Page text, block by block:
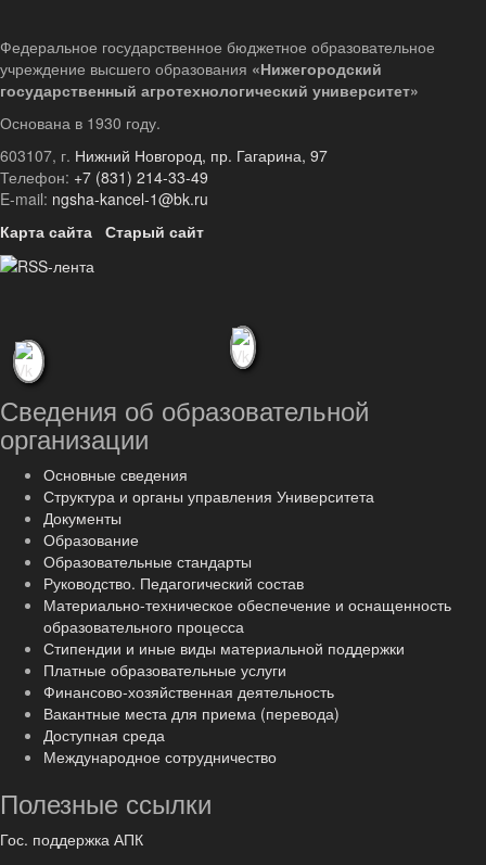
Федеральное государственное бюджетное образовательное
учреждение высшего образования «Нижегородский
государственный агротехнологический университет»
Основана в 1930 году.
603107, г. Нижний Новгород, пр. Гагарина, 97
Телефон: +7 (831) 214-33-49
E-mail: ngsha-kancel-1@bk.ru
Карта сайта Старый сайт
Сведения об образовательной
организации
Основные сведения
Структура и органы управления Университета
Документы
Образование
Образовательные стандарты
Руководство. Педагогический состав
Материально-техническое обеспечение и оснащенность
образовательного процесса
Стипендии и иные виды материальной поддержки
Платные образовательные услуги
Финансово-хозяйственная деятельность
Вакантные места для приема (перевода)
Доступная среда
Международное сотрудничество
Полезные ссылки
Гос. поддержка АПК